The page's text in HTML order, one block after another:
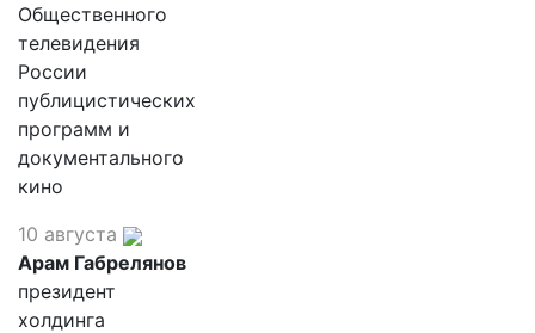
Общественного
телевидения
России
публицистических
программ и
документального
кино
10 августа
Арам Габрелянов
президент
холдинга